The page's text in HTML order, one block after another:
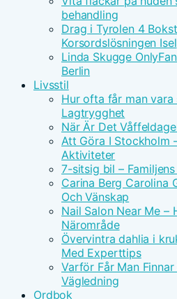
behandling
Drag i Tyrolen 4
Korsordslösningen Isel
Linda Skugge
Berlin
Livsstil
Hur ofta får man
Lagtrygghet
När Är Det
Att Göra I Stockholm
Aktiviteter
7-sitsig bil –
Carina Berg Carolina
Och Vänskap
Nail Salon Near Me –
Närområde
Övervintra dahlia i
Med Experttips
Varför Får Man
Vägledning
Ordbok